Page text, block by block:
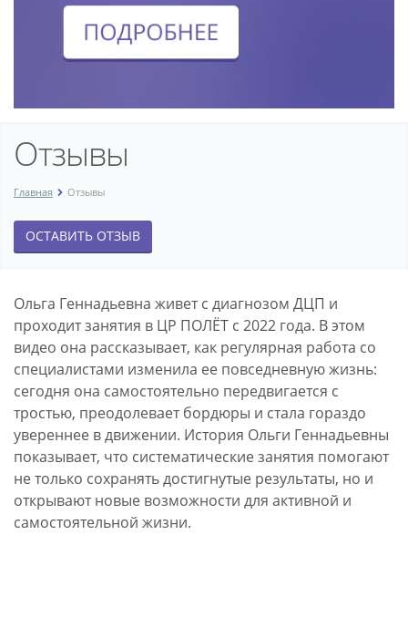
Отзывы
Главная Отзывы
ОСТАВИТЬ ОТЗЫВ
Ольга Геннадьевна живет с диагнозом ДЦП и
проходит занятия в ЦР ПОЛЁТ с 2022 года. В этом
видео она рассказывает, как регулярная работа со
специалистами изменила ее повседневную жизнь:
сегодня она самостоятельно передвигается с
тростью, преодолевает бордюры и стала гораздо
увереннее в движении. История Ольги Геннадьевны
показывает, что систематические занятия помогают
не только сохранять достигнутые результаты, но и
открывают новые возможности для активной и
самостоятельной жизни.